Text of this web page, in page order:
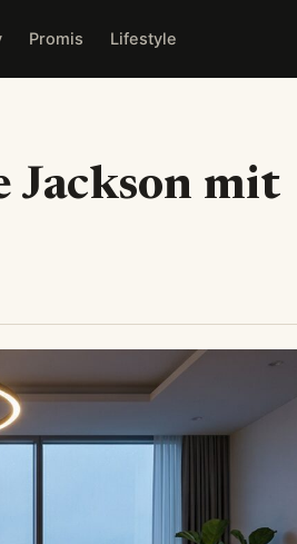
Promis Lifestyle
Jackson mit